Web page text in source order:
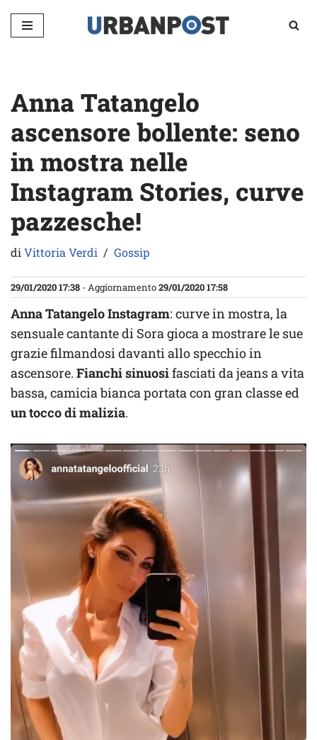
Vai
Anna Tatangelo
ascensore bollente: seno
in mostra nelle
Instagram Stories, curve
pazzesche!
diVittoria Verdi Gossip
29/01/2020 17:38 - Aggiornamento29/01/2020 17:58
Anna Tatangelo Instagram: curve in mostra, la
sensuale cantante di Sora gioca a mostrare le sue
grazie filmandosi davanti allo specchio in
ascensore. Fianchi sinuosifasciati da jeans a vita
bassa, camicia bianca portata con gran classe ed
un tocco di malizia.